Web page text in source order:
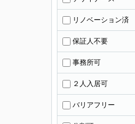
リノベーション済
保証人不要
事務所可
２人入居可
バリアフリー